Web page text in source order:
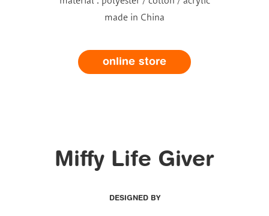
made in China
online store
Miffy Life Giver
DESIGNED BY